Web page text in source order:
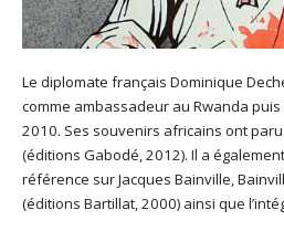
Le diplomate français Dominique
comme ambassadeur au Rwanda
2010. Ses souvenirs africains ont
(éditions Gabodé, 2012). Il a
référence sur Jacques Bainville,
(éditions Bartillat, 2000) ainsi que